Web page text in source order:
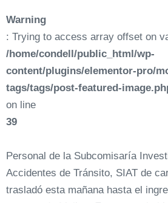
Warning
: Trying to access array offset on
/home/condell/public_html/wp-
content/plugins/elementor-pro/
tags/tags/post-featured-
on line
39
Personal de la Subcomisaría
Accidentes de Tránsito, SIAT de
trasladó esta mañana hasta el